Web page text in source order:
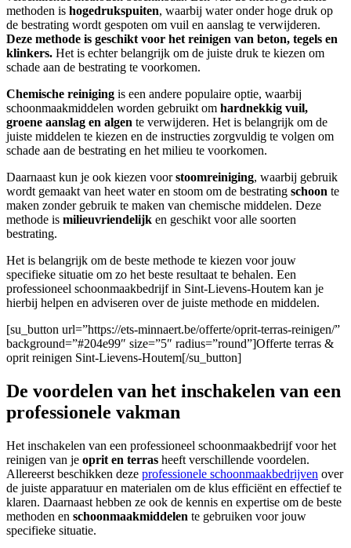
methoden is hogedrukspuiten, waarbij water onder hoge druk op
de bestrating wordt gespoten om vuil en aanslag te verwijderen.
Deze methode is geschikt voor het reinigen van beton, tegels en
klinkers. Het is echter belangrijk om de juiste druk te kiezen om
schade aan de bestrating te voorkomen.
Chemische reiniging is een andere populaire optie, waarbij
schoonmaakmiddelen worden gebruikt om hardnekkig vuil,
groene aanslag en algen te verwijderen. Het is belangrijk om de
juiste middelen te kiezen en de instructies zorgvuldig te volgen om
schade aan de bestrating en het milieu te voorkomen.
Daarnaast kun je ook kiezen voorstoomreiniging, waarbij gebruik
wordt gemaakt van heet water en stoom om de bestrating schoon te
maken zonder gebruik te maken van chemische middelen. Deze
methode is milieuvriendelijk en geschikt voor alle soorten
bestrating.
Het is belangrijk om de beste methode te kiezen voor jouw
specifieke situatie om zo het beste resultaat te behalen. Een
professioneel schoonmaakbedrijf in Sint-Lievens-Houtem kan je
hierbij helpen en adviseren over de juiste methode en middelen.
[su_button url=”https://ets-minnaert.be/offerte/oprit-terras-reinigen/”
background=”#204e99″ size=”5″ radius=”round”]Offerte terras &
oprit reinigen Sint-Lievens-Houtem[/su_button]
De voordelen van het inschakelen van een
professionele vakman
Het inschakelen van een professioneel schoonmaakbedrijf voor het
reinigen van je oprit en terras heeft verschillende voordelen.
Allereerst beschikken deze professionele schoonmaakbedrijven over
de juiste apparatuur en materialen om de klus efficiënt en effectief te
klaren. Daarnaast hebben ze ook de kennis en expertise om de beste
methoden en schoonmaakmiddelen te gebruiken voor jouw
specifieke situatie.